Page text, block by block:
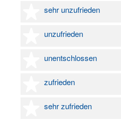
sehr unzufrieden
1 Stern
unzufrieden
2 Sterne
unentschlossen
3 Sterne
zufrieden
4 Sterne
sehr zufrieden
5 Sterne